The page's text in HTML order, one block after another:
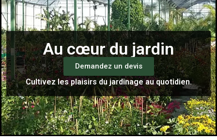
Au cœur du jardin
Demandez un devis
Cultivez les plaisirs du jardinage au quotidien.